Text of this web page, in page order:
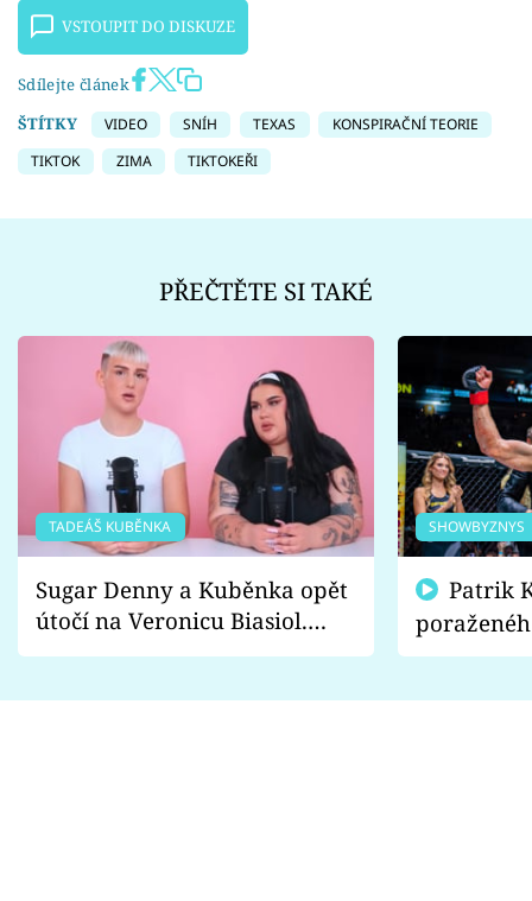
VSTOUPIT DO DISKUZE
Sdílejte článek
ŠTÍTKY
VIDEO SNÍH TEXAS
KONSPIRAČNÍ TEORIE
TIKTOK
ZIMA TIKTOKEŘI
PŘEČTĚTE SI TAKÉ
TADEÁŠ KUBĚNKA
Sugar Denny a Kuběnka opět
útočí na Veronicu Biasiol.
Proč je podle nich falešná a
SHOWBYZNYS
fanoušci